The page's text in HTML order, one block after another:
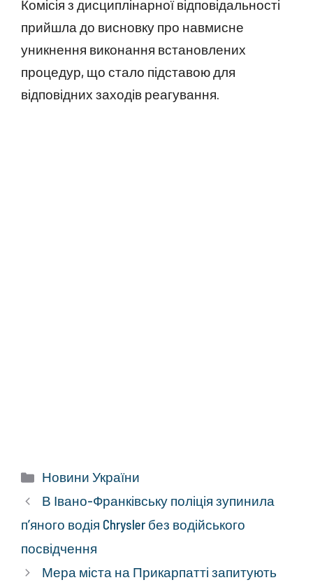
Комісія з дисциплінарної відповідальності
прийшла до висновку про навмисне
уникнення виконання встановлених
процедур, що стало підставою для
відповідних заходів реагування.
Категорії
Новини України
В Івано-Франківську поліція зупинила
п’яного водія Chrysler без водійського
посвідчення
Мера міста на Прикарпатті запитують